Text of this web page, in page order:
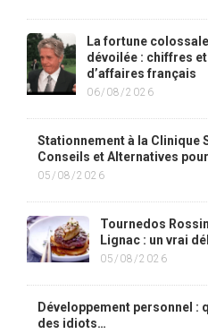
La fortune
dévoilée : chiffres
d’affaires français
06/08/2026
Stationnement à la Clinique
Conseils et Alternatives
05/08/2026
Tournedos
Lignac : un vrai
05/08/2026
Développement personnel :
des idiots…